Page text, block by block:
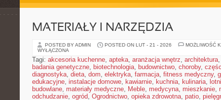
MATERIAŁY I NARZĘDZIA
POSTED BY ADMIN POSTED ON LUT - 21 - 2026
MOŻLIWOŚĆ
WYŁĄCZONA
Tagi: akcesoria kuchenne, apteka, aranżacja wnętrz, architektura
badania genetyczne, biotechnologia, budownictwo, choroby,
diagnostyka, dieta, dom, elektryka, farmacja, fitness medyczny,
edukacyjne, instalacje domowe, kawiarnie, kuchnia, kulinaria,
budowlane, materiały medyczne, Meble, medycyna, mieszkanie,
odchudzanie, ogród, Ogrodnictwo, opieka zdrowotna, patio,